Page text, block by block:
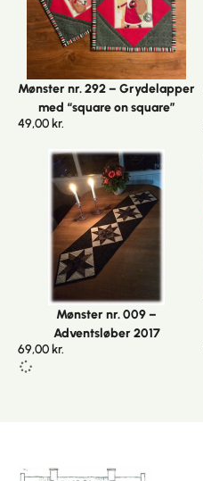
Mønster nr. 292 – Grydelapper
med “square on square”
49,00 kr.
Mønster nr. 009 –
Adventsløber 2017
69,00 kr.